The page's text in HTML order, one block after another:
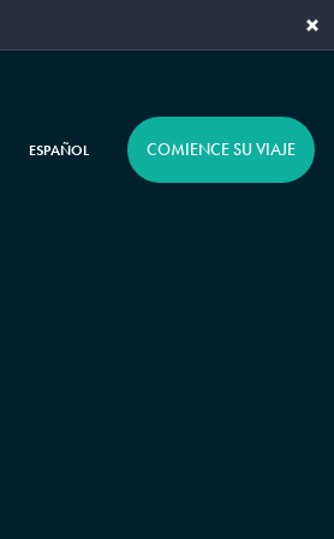
×
ESPAÑOL COMIENCE SU VIAJE